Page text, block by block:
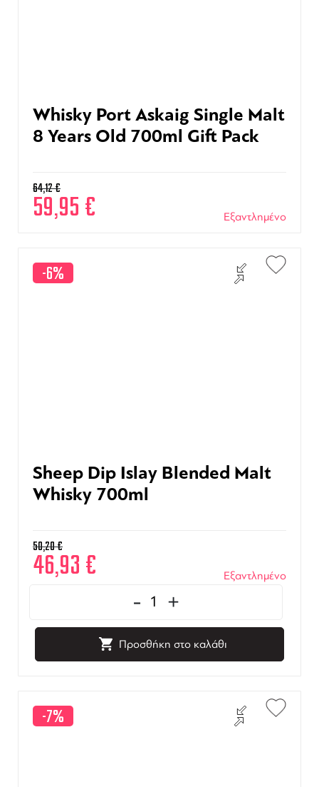
Whisky Port Askaig Single Malt
8 Years Old 700ml Gift Pack
64,12€
59,95 € Εξαντλημένο
-6%
Sheep Dip Islay Blended Malt
Whisky 700ml
50,20€
46,93 € Εξαντλημένο
- +
Προσθήκη στο καλάθι
-7%